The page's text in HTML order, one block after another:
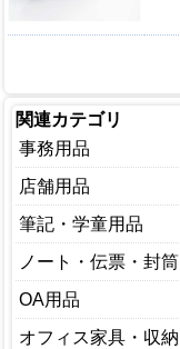
関連カテゴリ
事務用品
事務用品小物
カッター・はさみ
穴あけ・ホチキス
セロテープ
のり
ブックエンド
店舗用品
PP袋
レジスター
紙袋
電卓
その他
筆記・学童用品
ペン
鉛筆
消ゴム・修正液
ノート・伝票・封筒
ノート
メモ帳
OA用品
PCアクセサリー
オフィス家具・収納